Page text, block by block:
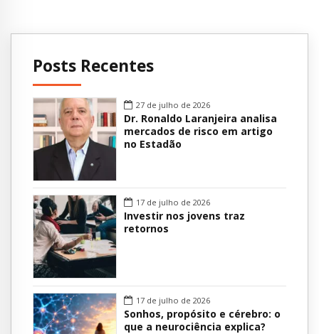
Posts Recentes
27 de julho de 2026
Dr. Ronaldo Laranjeira analisa
mercados de risco em artigo
no Estadão
17 de julho de 2026
Investir nos jovens traz
retornos
17 de julho de 2026
Sonhos, propósito e cérebro: o
que a neurociência explica?